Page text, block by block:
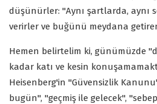
düşünürler: "Aynı şartlarda, aynı
verirler ve buğünü meydana
Hemen belirtelim ki, günümüzde
kadar katı ve kesin
Heisenberg'in "Güvensizlik
bugün", "geçmiş ile gelecek",